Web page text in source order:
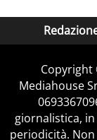
Copyright
Mediahouse
giornalistica,
periodicità.